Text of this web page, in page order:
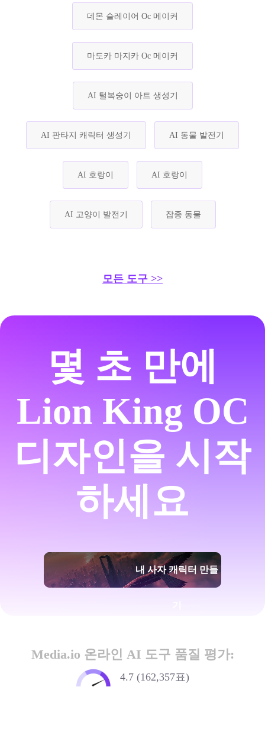
데몬 슬레이어 Oc 메이커
마도카 마지카 Oc 메이커
AI 털복숭이 아트 생성기
AI 판타지 캐릭터 생성기 AI 동물 발전기
AI 호랑이 AI 호랑이
AI 고양이 발전기 잡종 동물
모든 도구 >>
몇 초 만에
Lion King OC
디자인을 시작
하세요
내 사자 캐릭터 만들
Media.io 온라인 AI 도구 품질 평가:
4.7 (162,357표)